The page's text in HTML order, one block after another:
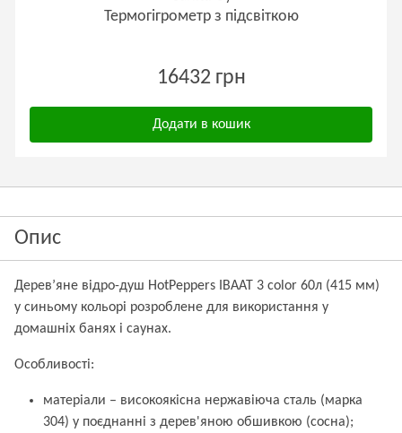
Термогігрометр з підсвіткою
16432 грн
Додати в кошик
Опис
Дерев’яне відро-душ HotPeppers ІВААТ 3 color 60л (415 мм)
у синьому кольорі розроблене для використання у
домашніх банях і саунах.
Особливості:
матеріали – високоякісна нержавіюча сталь (марка
304) у поєднанні з дерев'яною обшивкою (сосна);